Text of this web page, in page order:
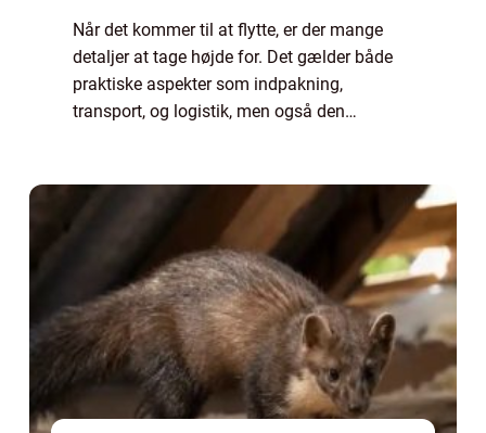
Når det kommer til at flytte, er der mange
detaljer at tage højde for. Det gælder både
praktiske aspekter som indpakning,
transport, og logistik, men også den